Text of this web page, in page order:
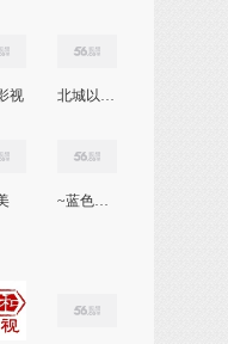
视 北城以北深海未
~蓝色海湾